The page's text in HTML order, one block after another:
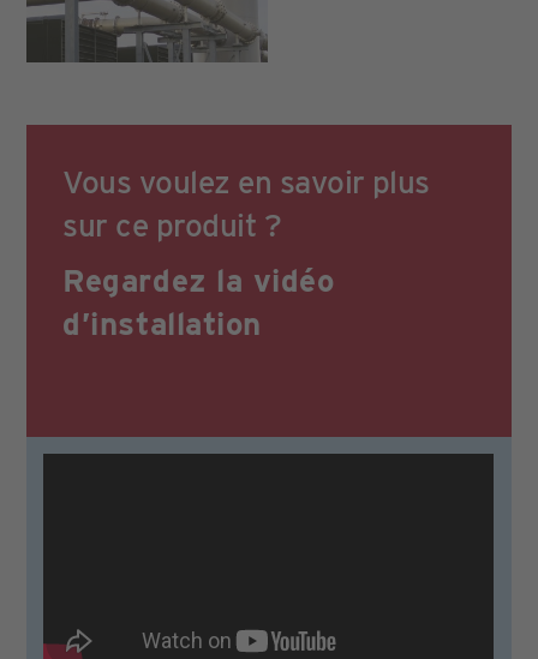
Vous voulez en savoir plus
sur ce produit ?
Regardez la vidéo
d’installation